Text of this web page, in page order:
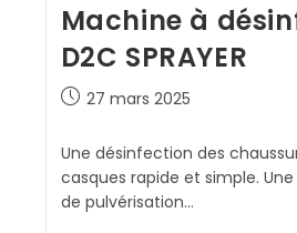
Machine à
D2C SPRAYER
27 mars 2025
Une désinfection des
casques rapide et simple.
de pulvérisation…